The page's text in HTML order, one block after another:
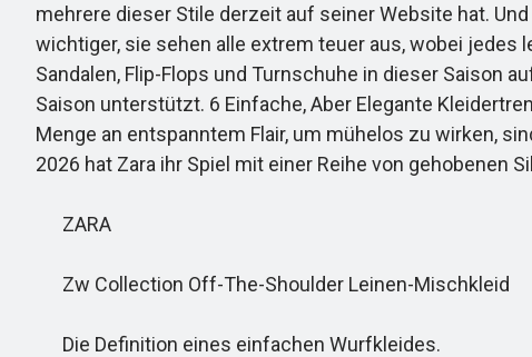
mehrere dieser Stile derzeit auf seiner Website hat.
wichtiger, sie sehen alle extrem teuer aus, wobei jedes
Sandalen, Flip-Flops und Turnschuhe in dieser Saison
Saison unterstützt. 6 Einfache, Aber Elegante
Menge an entspanntem Flair, um mühelos zu wirken,
2026 hat Zara ihr Spiel mit einer Reihe von gehobenen
ZARA
Zw Collection Off-The-Shoulder Leinen-Mischkleid
Die Definition eines einfachen Wurfkleides.